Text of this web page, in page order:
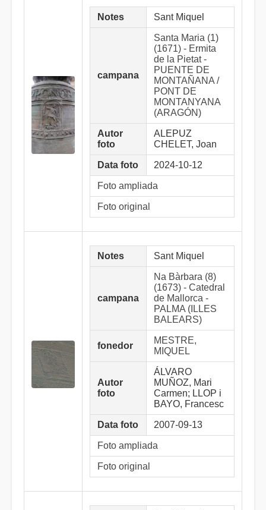
Notes Sant Miquel
campana
Santa Maria (1)
(1671) - Ermita
de la Pietat -
PUENTE DE
MONTAÑANA /
PONT DE
MONTANYANA
(ARAGÓN)
Autor
foto
ALEPUZ
CHELET, Joan
Data foto 2024-10-12
Foto ampliada
Foto original
Notes Sant Miquel
campana
Na Bàrbara (8)
(1673) - Catedral
de Mallorca -
PALMA (ILLES
BALEARS)
fonedor
MESTRE,
MIQUEL
Autor
foto
ÁLVARO
MUÑOZ, Mari
Carmen; LLOP i
BAYO, Francesc
Data foto 2007-09-13
Foto ampliada
Foto original